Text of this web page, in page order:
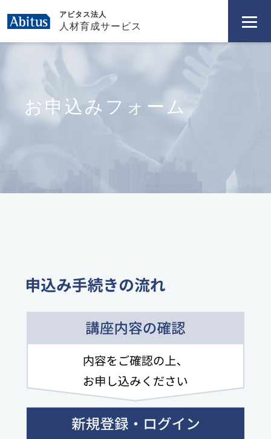
アビタス法人
人材育成サービス
お申込みフォーム